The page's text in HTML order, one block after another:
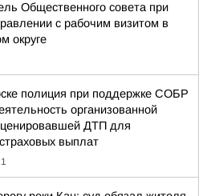
Общественного совета при
с рабочим визитом в
округе
полиция при поддержке СОБР
организованной
ДТП для
выплат